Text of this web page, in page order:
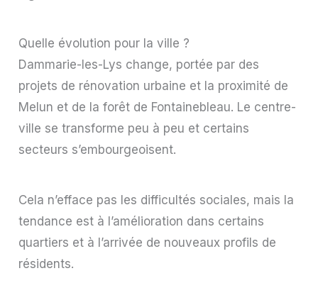
Quelle évolution pour la ville ?
Dammarie-les-Lys change, portée par des
projets de rénovation urbaine et la proximité de
Melun et de la forêt de Fontainebleau. Le centre-
ville se transforme peu à peu et certains
secteurs s’embourgeoisent.
Cela n’efface pas les difficultés sociales, mais la
tendance est à l’amélioration dans certains
quartiers et à l’arrivée de nouveaux profils de
résidents.